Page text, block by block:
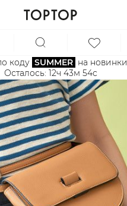
коду SUMMER на новинки
Осталось: 12ч 43м 54с